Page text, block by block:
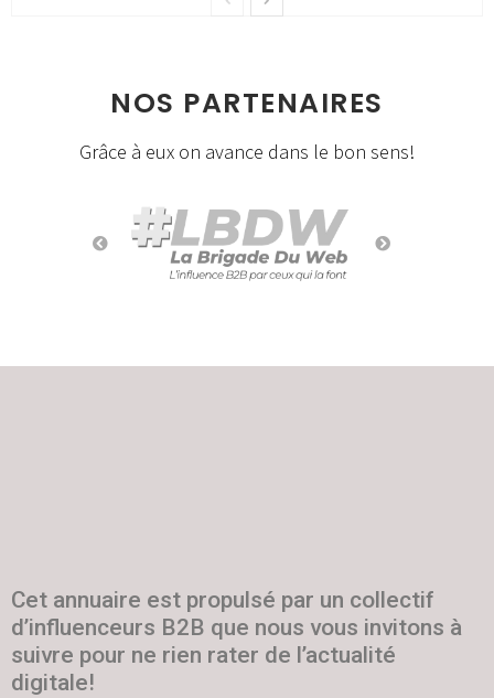
NOS PARTENAIRES
Grâce à eux on avance dans le bon sens!
Cet annuaire est propulsé par un collectif
d’influenceurs B2B que nous vous invitons à
suivre pour ne rien rater de l’actualité
digitale!